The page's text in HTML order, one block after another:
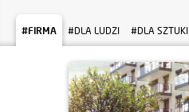
#FIRMA #DLA LUDZI #DLA SZTUKI